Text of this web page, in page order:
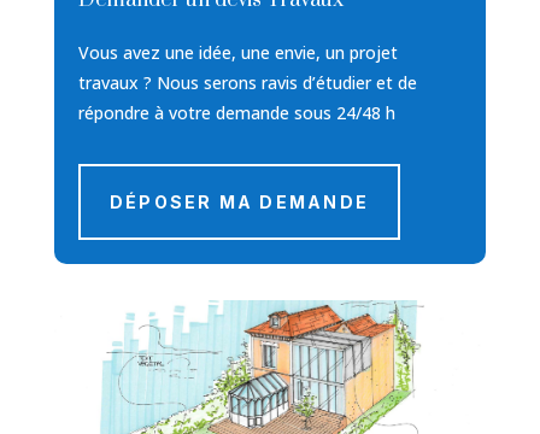
Vous avez une idée, une envie, un projet
travaux ? Nous serons ravis d’étudier et de
répondre à votre demande sous 24/48 h
DÉPOSER MA DEMANDE